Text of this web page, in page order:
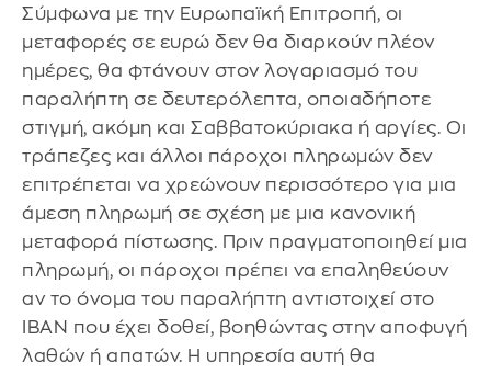
Σύμφωνα με την Ευρωπαϊκή Επιτροπή, οι
μεταφορές σε ευρώ δεν θα διαρκούν πλέον
ημέρες, θα φτάνουν στον λογαριασμό του
παραλήπτη σε δευτερόλεπτα, οποιαδήποτε
στιγμή, ακόμη και Σαββατοκύριακα ή αργίες. Οι
τράπεζες και άλλοι πάροχοι πληρωμών δεν
επιτρέπεται να χρεώνουν περισσότερο για μια
άμεση πληρωμή σε σχέση με μια κανονική
μεταφορά πίστωσης. Πριν πραγματοποιηθεί μια
πληρωμή, οι πάροχοι πρέπει να επαληθεύουν
αν το όνομα του παραλήπτη αντιστοιχεί στο
IBAN που έχει δοθεί, βοηθώντας στην αποφυγή
λαθών ή απατών. Η υπηρεσία αυτή θα